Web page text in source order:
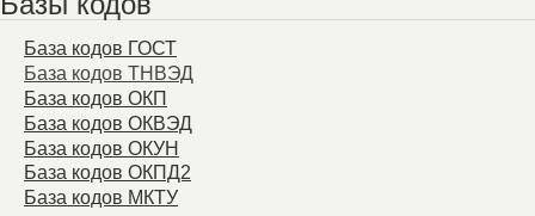
База кодов ГОСТ
База кодов ТНВЭД
База кодов ОКП
База кодов ОКВЭД
База кодов ОКУН
База кодов ОКПД2
База кодов МКТУ